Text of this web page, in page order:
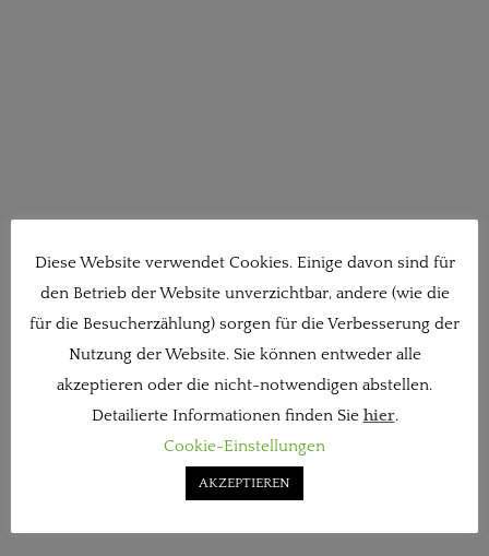
Diese Website verwendet Cookies. Einige davon sind für
den Betrieb der Website unverzichtbar, andere (wie die
für die Besucherzählung) sorgen für die Verbesserung der
Nutzung der Website. Sie können entweder alle
akzeptieren oder die nicht-notwendigen abstellen.
Detailierte Informationen finden Sie hier.
Cookie-Einstellungen
AKZEPTIEREN